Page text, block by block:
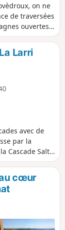
on ne
de traversées
ouvertes,
se
de la
son
S'ensuit la
la forêt
!
Larri
avec de
par la
Cascade Salto
les
vue parmi
faire attention
cours d’eau. Il
vue sur
sur les
cœur